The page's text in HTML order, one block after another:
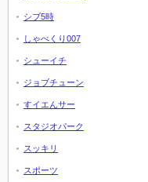
シブ5時
しゃべくり007
シューイチ
ジョブチューン
すイエんサー
スタジオパーク
スッキリ
スポーツ